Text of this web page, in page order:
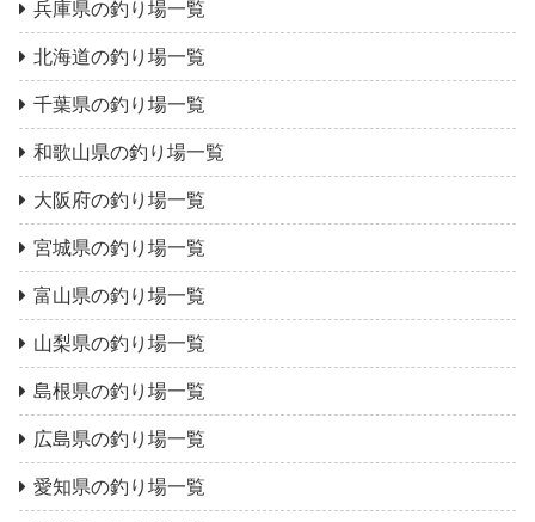
兵庫県の釣り場一覧
北海道の釣り場一覧
千葉県の釣り場一覧
和歌山県の釣り場一覧
大阪府の釣り場一覧
宮城県の釣り場一覧
富山県の釣り場一覧
山梨県の釣り場一覧
島根県の釣り場一覧
広島県の釣り場一覧
愛知県の釣り場一覧